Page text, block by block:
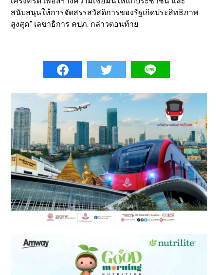
สนับสนุนให้การจัดสรรสวัสดิการของรัฐเกิดประสิทธิภาพ
สูงสุด” เลขาธิการ คปภ. กล่าวตอนท้าย